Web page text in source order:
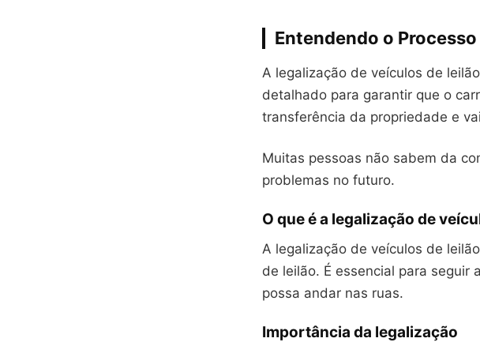
Entendendo o
A legalização de veículos de
detalhado para garantir que o
transferência da propriedade e
Muitas pessoas não sabem da
problemas no futuro.
O que é a legalização de
A legalização de veículos de
de leilão. É essencial para seguir
possa andar nas ruas.
Importância da legalização